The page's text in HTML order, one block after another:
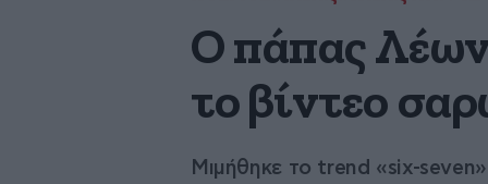
Ο πάπας Λέων
το βίντεο
Μιμήθηκε το trend «six-